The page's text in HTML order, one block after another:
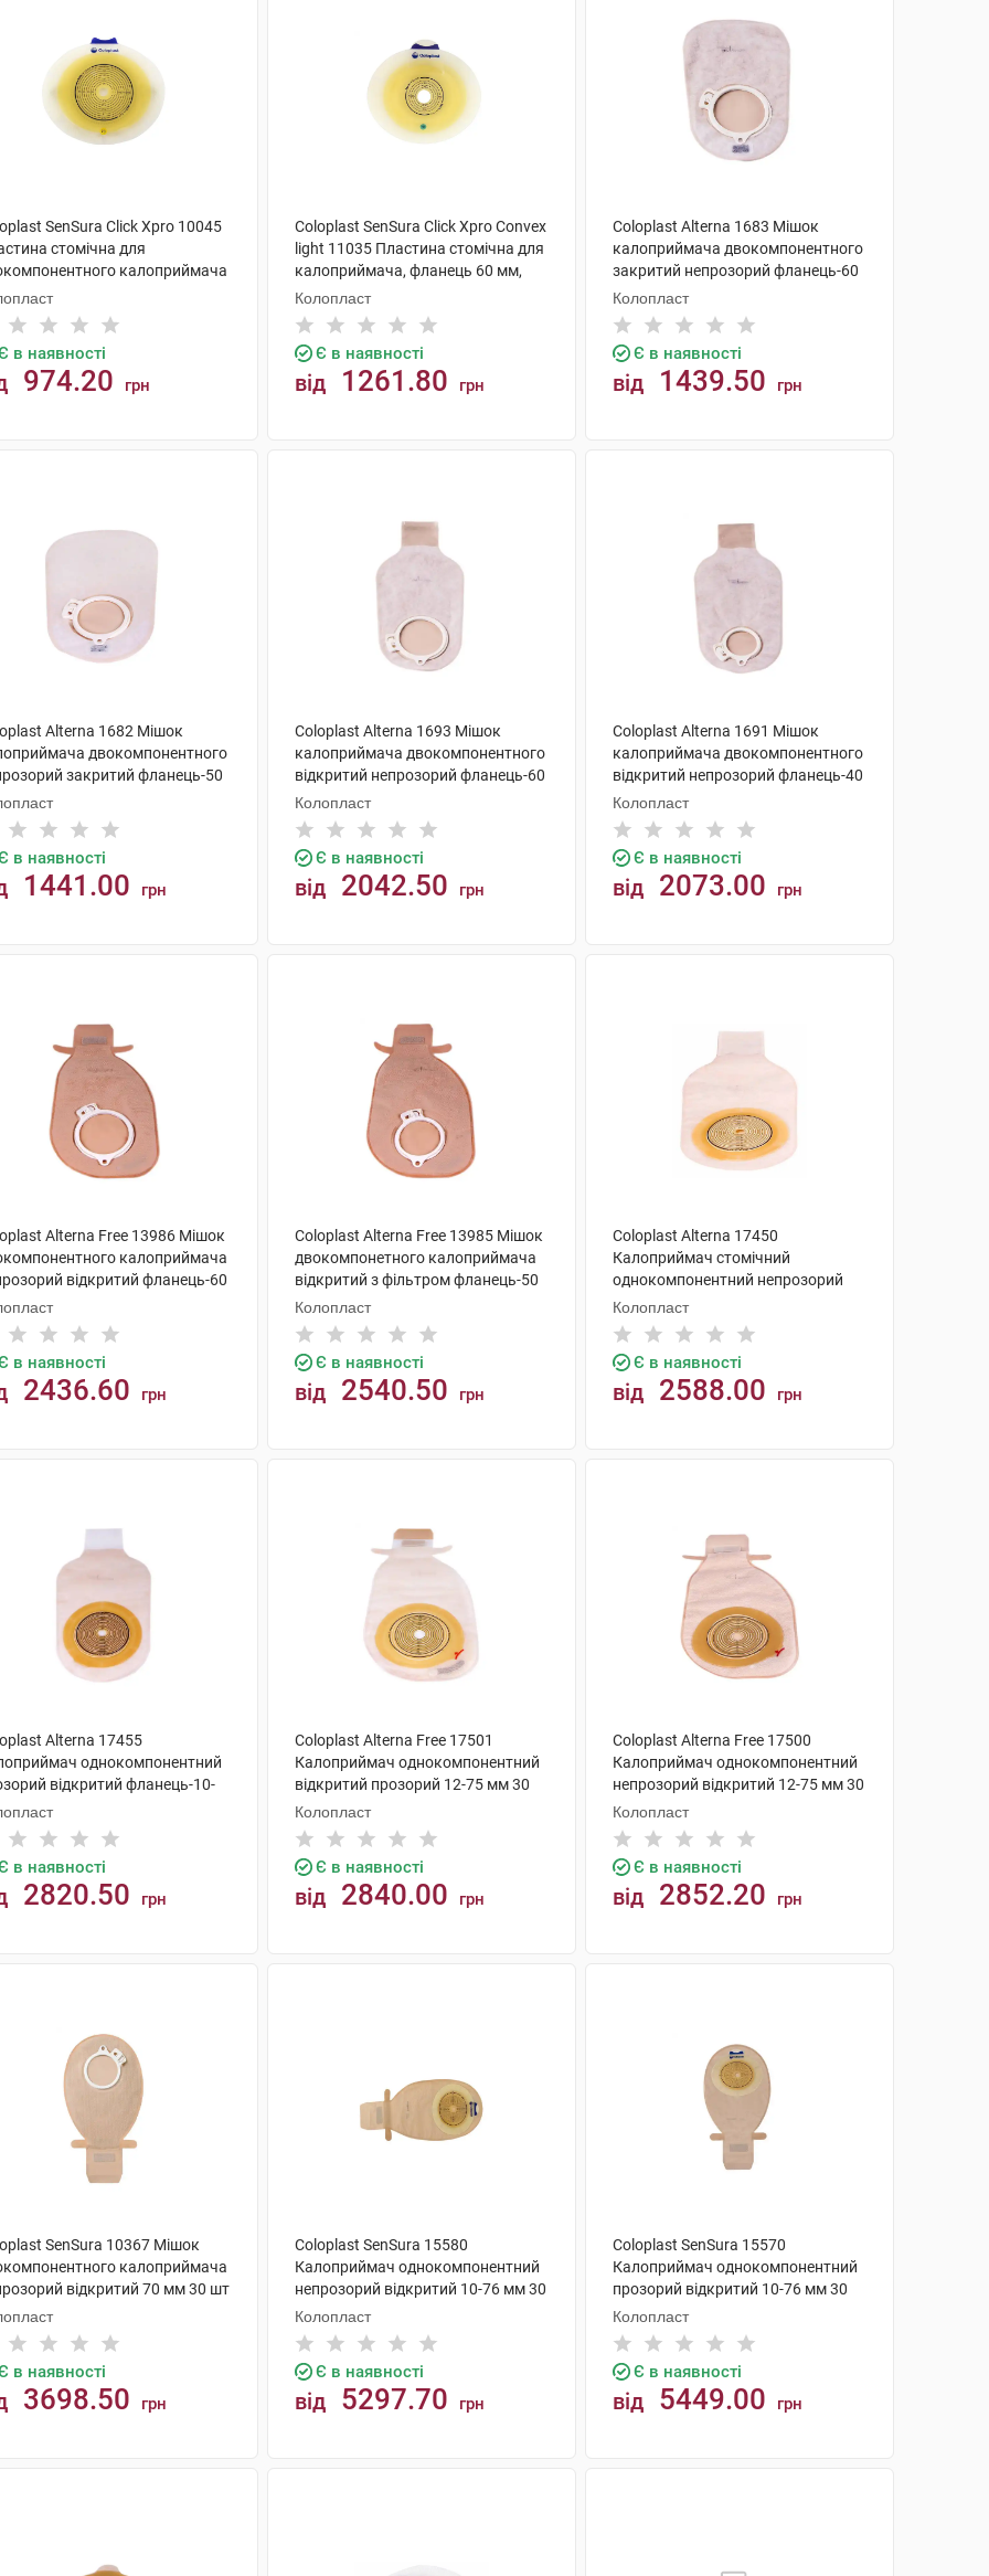
SenSura Click Xpro 10045
стомічна для
калоприймача
70 мм, отвір 15-53 мм 5
в наявності
974.20 грн
Coloplast SenSura Click Xpro Convex
light 11035 Пластина стомічна для
калоприймача, фланець 60 мм,
отвір 15-43 мм 5 шт
Колопласт
Є в наявності
від 1261.80 грн
Coloplast Alterna 1683 Мішок
калоприймача двокомпонентного
закритий непрозорий фланець-60
мм 30 шт
Колопласт
Є в наявності
від 1439.50 грн
Alterna 1682 Мішок
двокомпонентного
закритий фланець-50
шт
в наявності
1441.00 грн
Coloplast Alterna 1693 Мішок
калоприймача двокомпонентного
відкритий непрозорий фланець-60
мм 30 шт
Колопласт
Є в наявності
від 2042.50 грн
Coloplast Alterna 1691 Мішок
калоприймача двокомпонентного
відкритий непрозорий фланець-40
мм 30 шт
Колопласт
Є в наявності
від 2073.00 грн
Alterna Free 13986 Мішок
калоприймача
відкритий фланець-60
шт
в наявності
2436.60 грн
Coloplast Alterna Free 13985 Мішок
двокомпонетного калоприймача
відкритий з фільтром фланець-50
мм 30 шт
Колопласт
Є в наявності
від 2540.50 грн
Coloplast Alterna 17450
Калоприймач стомічний
однокомпонентний непрозорий
відкритий 10-70 мм 30 шт
Колопласт
Є в наявності
від 2588.00 грн
Alterna 17455
однокомпонентний
відкритий фланець-10-
30 шт
в наявності
2820.50 грн
Coloplast Alterna Free 17501
Калоприймач однокомпонентний
відкритий прозорий 12-75 мм 30
шт
Колопласт
Є в наявності
від 2840.00 грн
Coloplast Alterna Free 17500
Калоприймач однокомпонентний
непрозорий відкритий 12-75 мм 30
шт
Колопласт
Є в наявності
від 2852.20 грн
SenSura 10367 Мішок
калоприймача
відкритий 70 мм 30 шт
в наявності
3698.50 грн
Coloplast SenSura 15580
Калоприймач однокомпонентний
непрозорий відкритий 10-76 мм 30
шт
Колопласт
Є в наявності
від 5297.70 грн
Coloplast SenSura 15570
Калоприймач однокомпонентний
прозорий відкритий 10-76 мм 30
шт
Колопласт
Є в наявності
від 5449.00 грн